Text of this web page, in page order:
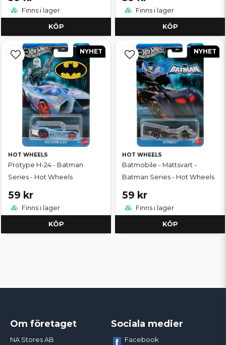
Finns i lager
KÖP
Finns i lager
KÖP
HOT WHEELS
Protype H-24 - Batman
Series - Hot Wheels
59 kr
Finns i lager
KÖP
NYHET
HOT WHEELS
Batmobile - Mattsvart -
Batman Series - Hot Wheels
59 kr
Finns i lager
KÖP
NYHET
Om företaget
NA Stores AB
Sociala medier
Facebook